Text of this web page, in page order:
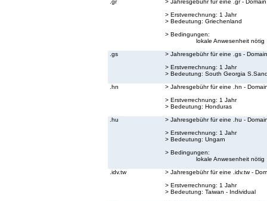
.gr
> Jahresgebühr für eine .gr - Domain
> Erstverrechnung: 1 Jahr
> Bedeutung: Griechenland
> Bedingungen:
lokale Anwesenheit nötig
.gs
> Jahresgebühr für eine .gs - Domain
> Erstverrechnung: 1 Jahr
> Bedeutung: South Georgia
.hn
> Jahresgebühr für eine .hn -
> Erstverrechnung: 1 Jahr
> Bedeutung: Honduras
.hu
> Jahresgebühr für eine .hu -
> Erstverrechnung: 1 Jahr
> Bedeutung: Ungarn
> Bedingungen:
lokale Anwesenheit nötig
.idv.tw
> Jahresgebühr für eine .idv.tw -
> Erstverrechnung: 1 Jahr
> Bedeutung: Taiwan - Individual